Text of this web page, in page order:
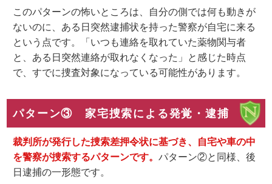
このパターンの怖いところは、 自分の側では何も動きが
ないのに、ある日突然逮捕状を持った警察が自宅に来る
という点です。「いつも連絡を取れていた薬物関与者
と、ある日突然連絡が取れなくなった」と感じた時点
で、すでに捜査対象になっている可能性があります。
パターン③ 家宅捜索による発覚・逮捕
裁判所が発行した捜索差押令状に基づき、自宅や車の中
を警察が捜索するパターンです。パターン②と同様、後
日逮捕の一形態です。